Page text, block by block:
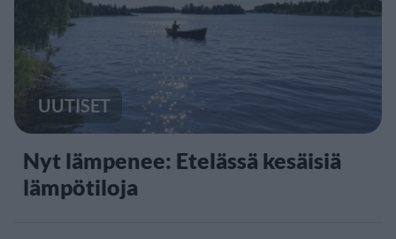
UUTISET
Nyt lämpenee: Etelässä kesäisiä
lämpötiloja